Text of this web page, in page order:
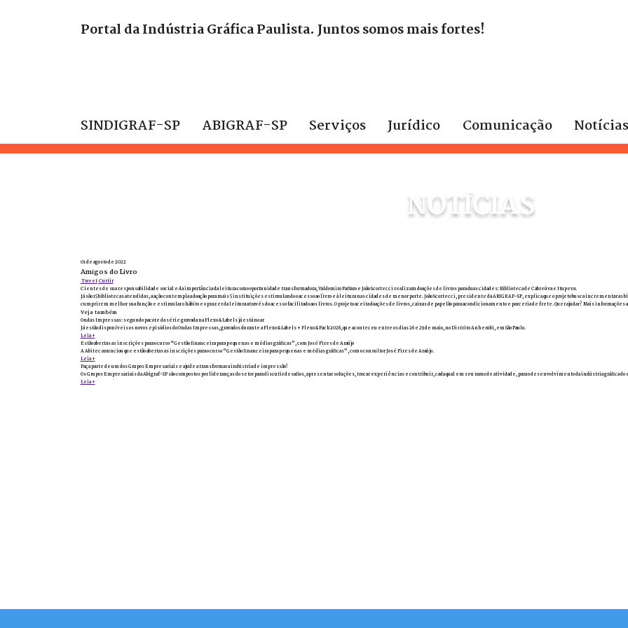
Portal da Indústria Gráfica Paulista. Juntos somos mais fortes!
SINDIGRAF-SP ABIGRAF-SP Serviços Jurídico Comunicação Notícias
NOTÍCIAS
01 de agosto de 2022
Amigos do Livro
Tweet Curtir
Cientes de sua responsabilidade social e da importância da leitura como oportunidade transformadora, Valdomiro Paffaro e João Scortecci realizam doações de livros para duas cidades: Biblioteca de Cabreúva e Itupeva.
Já são 15 bibliotecas atendidas, a ação contempla a doação para mais 5 instituições estimulando o acesso ao livro e à leitura nas cidades de menor porte. João Scortecci, presidente da ABIGRAF-SP, explica que o projeto busca
cumprirem melhor sua função e estimular o hábito e o prazer da leitura através do acesso facilitado aos livros. O projeto aceita doações de livros, caixas de papelão para acondicionamento e parceria de frete. Quer ajudar? Mais informações
Veja também
Ondas Impressas: segundo pacote da série gravada na Flexo & Labels já está no ar
Já estão disponíveis os novos episódios do Ondas Impressas, gravados durante a Flexo & Labels + Flexo & Pack 2026, que aconteceu entre os dias 26 e 29 de maio, no Distrito Anhembi, em São Paulo.
Leia +
Estão abertas as inscrições para o curso “Gestão financeira para pequenas e médias gráficas”, com José Pires de Araújo
A Abitec anunciou que estão abertas as inscrições para o curso “Gestão financeira para pequenas e médias gráficas”, com o consultor José Pires de Araújo.
Leia +
Faça parte de um dos Grupos Empresariais e ajude a transformar a indústria de impressão!
Os Grupos Empresariais da Abigraf-SP são compostos por lideranças do setor para discutir desafios, apresentar soluções, trocar experiências e contribuir, cada qual em seu ramo de atividade, para o desenvolvimento da indústria gráfica do
Leia +